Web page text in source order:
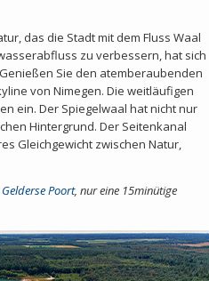
das die Stadt mit dem Fluss Waal
zu verbessern, hat sich
Sie den atemberaubenden
von Nimegen. Die weitläufigen
ein. Der Spiegelwaal hat nicht nur
Hintergrund. Der Seitenkanal
Gleichgewicht zwischen Natur,
Poort, nur eine 15minütige